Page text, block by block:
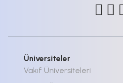
Üniversiteler
Vakıf Üniversiteleri